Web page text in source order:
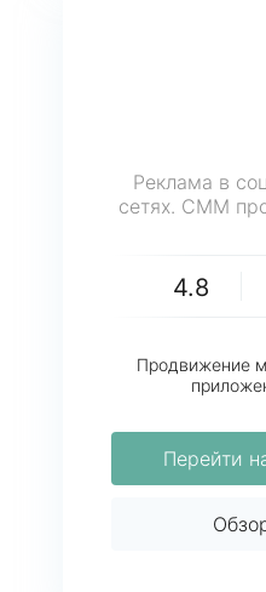
Реклама в
сетях. СММ
4.8
Продвижение
Перейти